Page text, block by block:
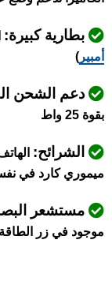
بطارية كبيرة:
أمبير )
دعم الشحن
بقوة 25 واط
الشرائح:
ميموري كارد في
مستشعر
موجود في زر الطاقة